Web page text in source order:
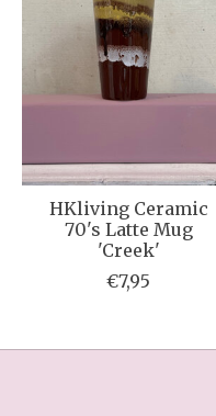
HKliving Ceramic
70's Latte Mug
'Creek'
€7,95